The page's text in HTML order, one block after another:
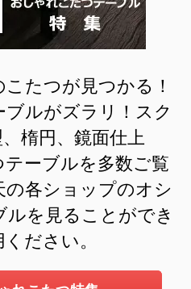
たつが見つかる！
ルがズラリ！スク
楕円、鏡面仕上
ーブルを多数ご覧
各ショップのオシ
を見ることができ
ださい。